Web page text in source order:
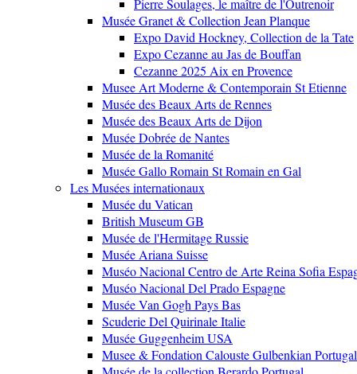
Pierre Soulages, le maître de l'Outrenoir
Musée Granet & Collection Jean Planque
Expo David Hockney, Collection de la Tate
Expo Cezanne au Jas de Bouffan
Cezanne 2025 Aix en Provence
Musee Art Moderne & Contemporain St Etienne
Musée des Beaux Arts de Rennes
Musée des Beaux Arts de Dijon
Musée Dobrée de Nantes
Musée de la Romanité
Musée Gallo Romain St Romain en Gal
Les Musées internationaux
Musée du Vatican
British Museum GB
Musée de l'Hermitage Russie
Musée Ariana Suisse
Muséo Nacional Centro de Arte Reina Sofia
Muséo Nacional Del Prado Espagne
Musée Van Gogh Pays Bas
Scuderie Del Quirinale Italie
Musée Guggenheim USA
Musee & Fondation Calouste Gulbenkian Portugal